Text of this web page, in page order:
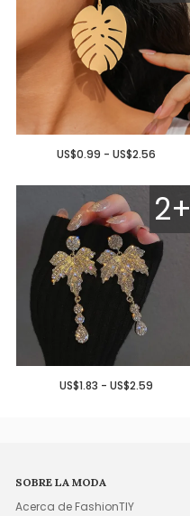
US$0.99 - US$2.56
2+
US$1.83 - US$2.59
SOBRE LA MODA
Acerca de FashionTIY